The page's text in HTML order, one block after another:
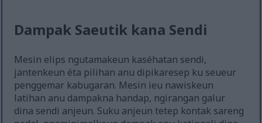
Dampak Saeutik kana Sendi
Mesin elips ngutamakeun kaséhatan sendi,
jantenkeun éta pilihan anu dipikaresep ku seueur
penggemar kabugaran. Mesin ieu nawiskeun
latihan anu dampakna handap, ngirangan galur
dina sendi anjeun. Suku anjeun tetep kontak sareng